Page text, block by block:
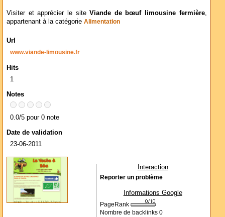
Visiter et apprécier le siteViande de bœuf limousine fermière,
appartenant à la catégorie Alimentation
Url
www.viande-limousine.fr
Hits
1
Notes
0.0/5 pour 0 note
Date de validation
23-06-2011
Interaction
Reporter un problème
Informations Google
PageRank
Nombre de backlinks 0